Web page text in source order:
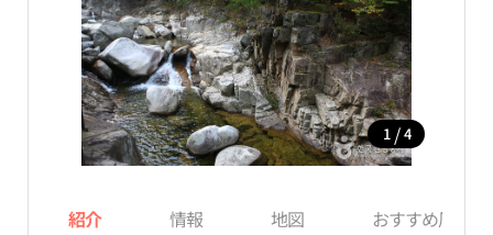
1 / 4
紹介 情報 地図 おすすめ周辺